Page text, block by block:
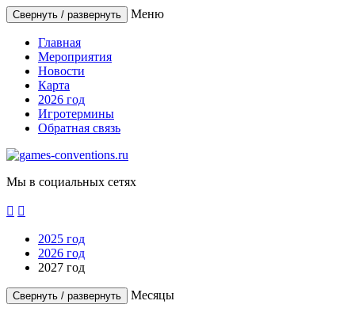
Свернуть / развернуть Меню
Главная
Мероприятия
Новости
Карта
2026 год
Игротермины
Обратная связь
Мы в социальных сетях
 
2025 год
2026 год
2027 год
Свернуть / развернуть Месяцы